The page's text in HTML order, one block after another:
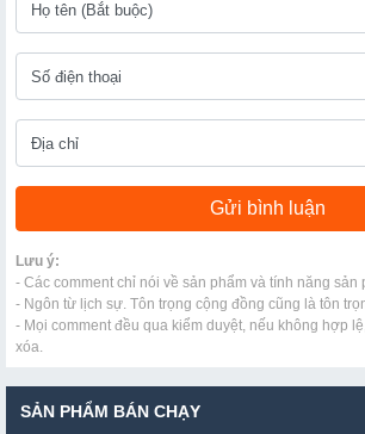
Lưu ý:
- Các comment chỉ nói về sản phẩm và tính năng sản
- Ngôn từ lịch sự. Tôn trọng cộng đồng cũng là tôn
- Mọi comment đều qua kiểm duyệt, nếu không hợp
xóa.
SẢN PHẨM BÁN CHẠY